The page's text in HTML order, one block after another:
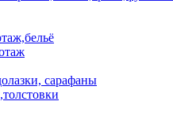
сарафаны